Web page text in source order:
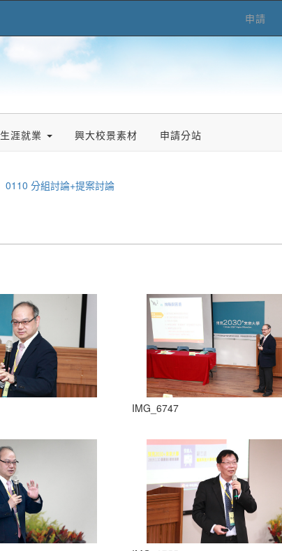
申請
生涯就業 興大校景素材 申請分站
0110 分組討論+提案討論
IMG_6747